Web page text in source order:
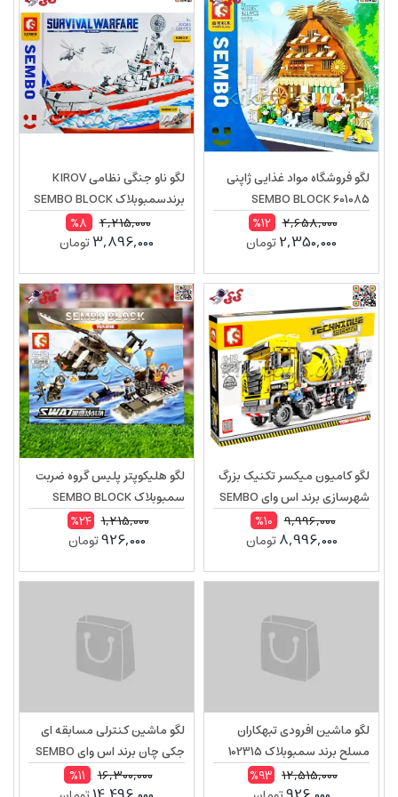
لگو فروشگاه مواد غذایی ژاپنی
SEMBO BLOCK 601085
2,658,000
%12
2,350,000تومان
لگو ناو جنگی نظامی KIROV
برندسمبوبلاک SEMBO BLOCK
207205
4,215,000
%8
3,896,000تومان
لگو کامیون میکسر تکنیک بزرگ
شهرسازی برند اس وای SEMBO
BLOCK 703941
9,996,000
%10
8,996,000تومان
لگو هلیکوپتر پلیس گروه ضربت
سمبوبلاک SEMBO BLOCK
1,215,000
%24
926,000تومان
لگو ماشین افرودی تبهکاران
مسلح برند سمبوبلاک 102315
12,515,000
%93
لگو ماشین کنترلی مسابقه ای
جکی چان برند اس وای SEMBO
BLOCK 705981
16,300,000
%11